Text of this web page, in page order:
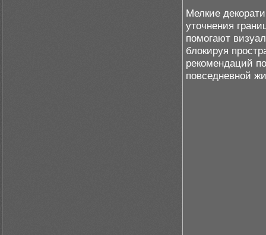
Мелкие
уточнения
помогают
блокируя
рекомендаций
повседневной